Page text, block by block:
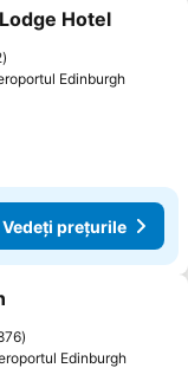
favorite
Hotel
Edinburgh
Vedeți prețurile
favorite
Edinburgh